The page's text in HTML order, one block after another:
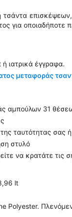
τσάντα
για οποιαδήποτε
ιατρικά έγγραφα.
μεταφοράς
αμπούλων 31
ταυτότητας σας
στυλό
να κρατάτε τις
lt
Polyester.